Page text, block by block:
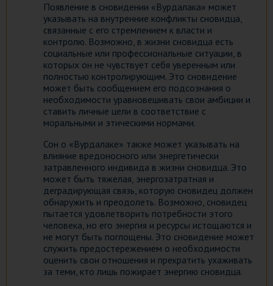
Появление в сновидении «Вурдалака» может
указывать на внутренние конфликты сновидца,
связанные с его стремлением к власти и
контролю. Возможно, в жизни сновидца есть
социальные или профессиональные ситуации, в
которых он не чувствует себя уверенным или
полностью контролирующим. Это сновидение
может быть сообщением его подсознания о
необходимости уравновешивать свои амбиции и
ставить личные цели в соответствие с
моральными и этическими нормами.
Сон о «Вурдалаке» также может указывать на
влияние вредоносного или энергетически
затравленного индивида в жизни сновидца. Это
может быть тяжелая, энергозатратная и
деградирующая связь, которую сновидец должен
обнаружить и преодолеть. Возможно, сновидец
пытается удовлетворить потребности этого
человека, но его энергия и ресурсы истощаются и
не могут быть поглощены. Это сновидение может
служить предостережением о необходимости
оценить свои отношения и прекратить ухаживать
за теми, кто лишь пожирает энергию сновидца.